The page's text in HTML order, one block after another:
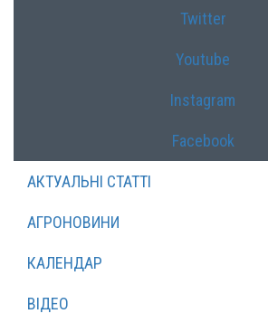
Twitter
Youtube
Instagram
Facebook
АКТУАЛЬНІ СТАТТІ
АГРОНОВИНИ
КАЛЕНДАР
ВІДЕО